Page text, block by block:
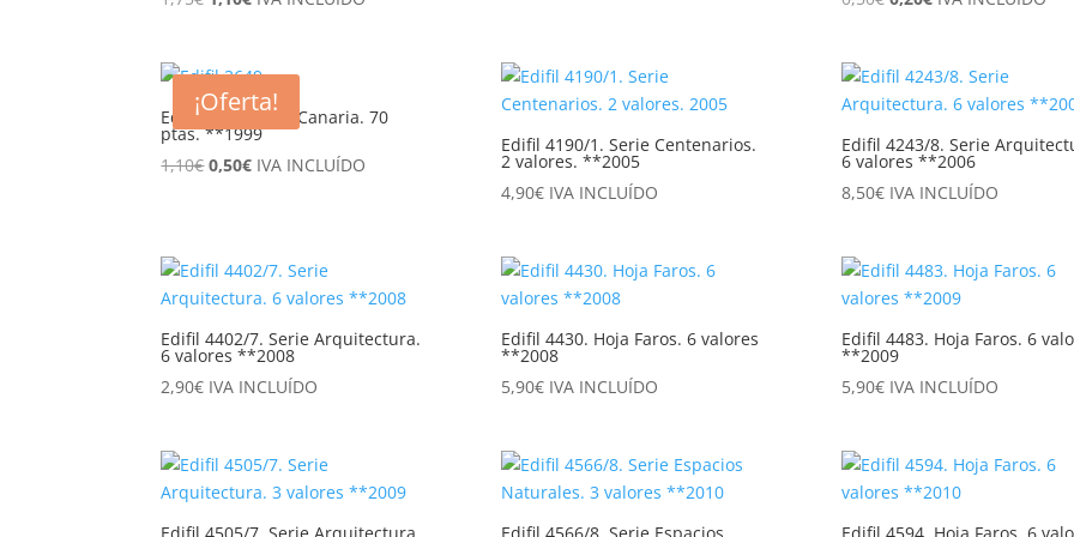
era:
1,75€.
es:
1,10€.
era:
0,50€.
es:
0,20€.
¡Oferta!
Edifil 3649. Gran Canaria. 70
ptas. **1999
1,10€El
1,10€.
0,50€El
0,50€.
IVA INCLUÍDO
Edifil 4190/1. Serie Centenarios.
2 valores. **2005
4,90€ IVA INCLUÍDO
Edifil 4243/8. Serie
6 valores **2006
8,50€ IVA INCLUÍDO
Edifil 4402/7. Serie Arquitectura.
6 valores **2008
2,90€ IVA INCLUÍDO
Edifil 4430. Hoja Faros. 6 valores
**2008
5,90€ IVA INCLUÍDO
Edifil 4483. Hoja Faros. 6
**2009
5,90€ IVA INCLUÍDO